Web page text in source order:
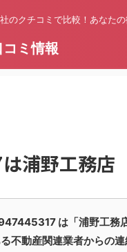
のクチコミで比較！あなた
ミ情報
浦野工務店
は「浦野工務店
不動産関連業者からの連